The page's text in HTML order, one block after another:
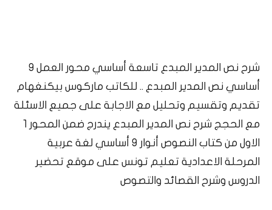
شرح نص المدير المبدع تاسعة أساسي محور العمل 9
أساسي نص المدير المبدع .. للكاتب ماركوس بيكنغهام
تقديم وتقسيم وتحليل مع الاجابة على جميع الاسئلة
مع الحجج شرح نص المدير المبدع يندرج ضمن المحور 1
الاول من كتاب النصوص أنوار 9 أساسي لغة عربية
المرحلة الاعدادية تعليم تونس على موقع تحضير
الدروس وشرح القصائد والتصوص